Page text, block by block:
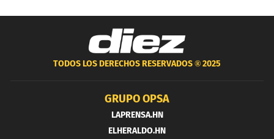
TODOS LOS DERECHOS RESERVADOS ®2025
GRUPO OPSA
LAPRENSA.HN
ELHERALDO.HN